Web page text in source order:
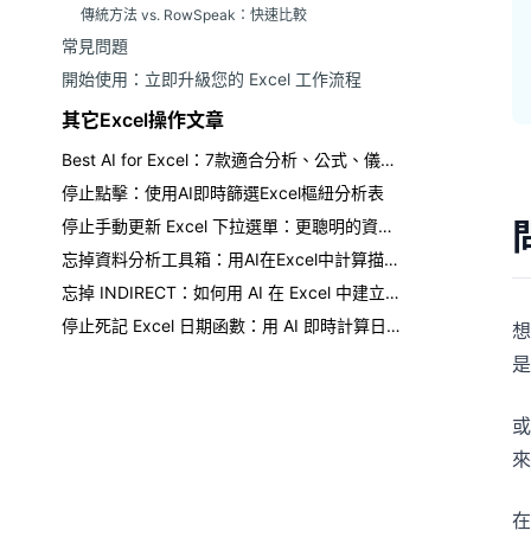
傳統方法 vs. RowSpeak：快速比較
常見問題
開始使用：立即升級您的 Excel 工作流程
其它Excel操作文章
Best AI for Excel：7款適合分析、公式、儀表板與報告的工具
停止點擊：使用AI即時篩選Excel樞紐分析表
停止手動更新 Excel 下拉選單：更聰明的資料查詢方法
忘掉資料分析工具箱：用AI在Excel中計算描述性統計
忘掉 INDIRECT：如何用 AI 在 Excel 中建立相依下拉式清單
停止死記 Excel 日期函數：用 AI 即時計算日期